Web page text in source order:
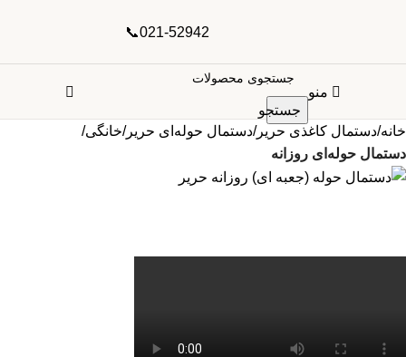
021-52942📞
منو
جستجو
خانه دستمال کاغذی حریر دستمال حوله‌ای حریر خانگی
دستمال حوله‌ای روزانه